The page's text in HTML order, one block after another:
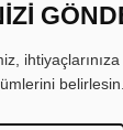
belirlesin.